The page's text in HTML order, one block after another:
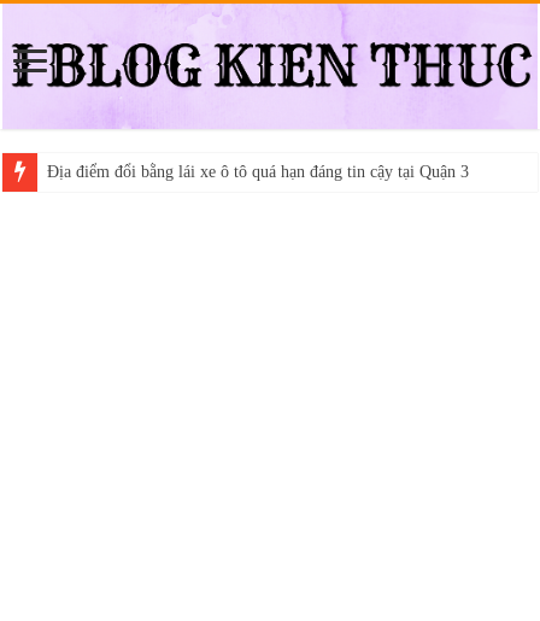
Địa điểm đổi bằng lái xe ô tô quá hạn đáng tin cậy tại Quận 3